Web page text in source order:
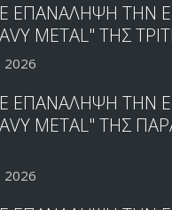
ΕΠΑΝΑΛΗΨΗ ΤΗΝ
METAL" ΤΗΣ
2026
ΕΠΑΝΑΛΗΨΗ ΤΗΝ
METAL" ΤΗΣ
2026